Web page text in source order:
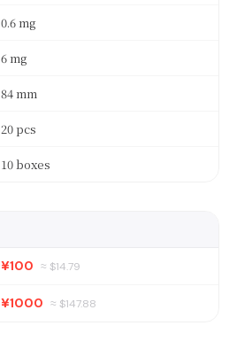
0.6 mg
6 mg
84 mm
20 pcs
10 boxes
¥100 ≈ $14.79
¥1000 ≈ $147.88